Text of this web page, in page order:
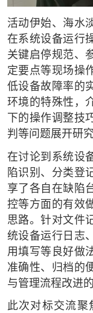
活动伊始、海水
在系统设备运行
关键启停规范、
定要点等现场操
低设备故障率的
环境的特殊性，
下的操作调整技
判等问题展开研究
在讨论到系统设
陷识别、分类登
享了各自在缺陷
控等方面的有效
思路。针对文件
统设备运行日志
用填写等良好做
准确性、归档的
与管理流程改进的
此次对标交流聚